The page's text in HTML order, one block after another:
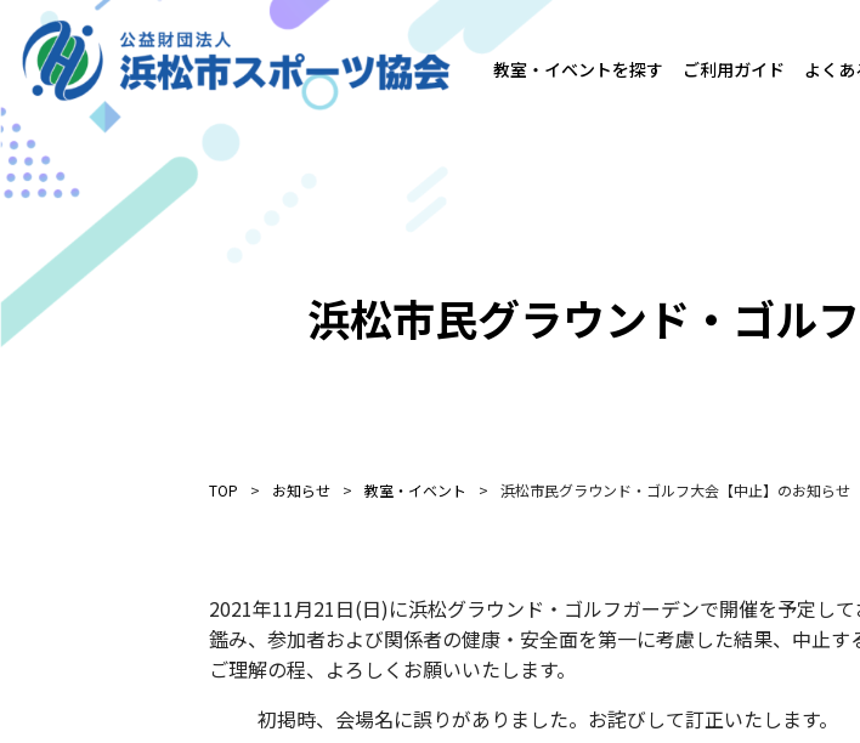
教室・イベントを探す ご利用ガイド よく
浜松市民グラウンド・ゴル
TOP お知らせ 教室・イベント 浜松市民グラウンド・ゴルフ大会【中止】のお知らせ
2021年11月21日(日)に浜松グラウンド・ゴルフガーデンで開催を予定し
鑑み、参加者および関係者の健康・安全面を第一に考慮した結果、中止す
ご理解の程、よろしくお願いいたします。
初掲時、会場名に誤りがありました。お詫びして訂正いたします。